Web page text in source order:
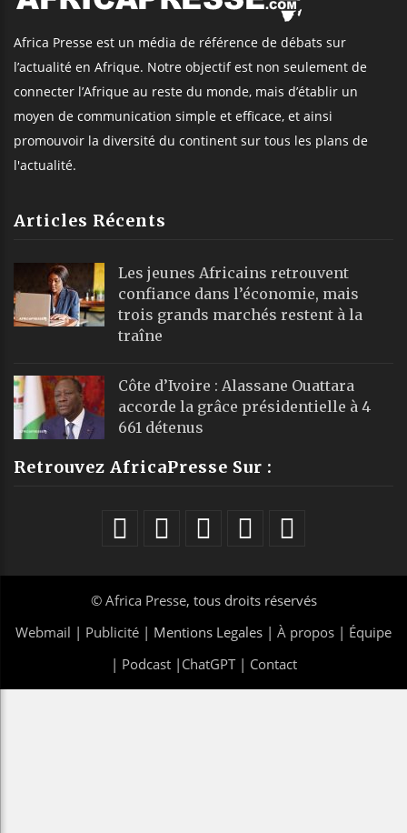
Africa Presse est un média de référence de débats sur
l’actualité en Afrique. Notre objectif est non seulement de
connecter l’Afrique au reste du monde, mais d’établir un
moyen de communication simple et efficace, et ainsi
promouvoir la diversité du continent sur tous les plans de
l'actualité.
Articles Récents
Les jeunes Africains retrouvent
confiance dans l’économie, mais
trois grands marchés restent à la
traîne
Côte d’Ivoire : Alassane Ouattara
accorde la grâce présidentielle à 4
661 détenus
Retrouvez AfricaPresse Sur :
© Africa Presse, tous droits réservés
Webmail | Publicité | Mentions Legales | À propos | Équipe
| Podcast| ChatGPT| Contact